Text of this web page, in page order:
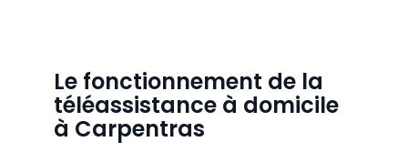
Le fonctionnement de la
téléassistance à domicile
à Carpentras